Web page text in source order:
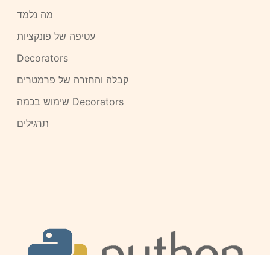
מה נלמד
עטיפה של פונקציות
Decorators
קבלה והחזרה של פרמטרים
שימוש בכמה Decorators
תרגילים